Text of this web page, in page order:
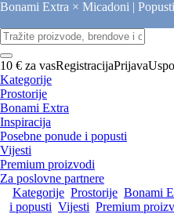
Bonami Extra × Micadoni |
10 € za vasRegistracijaPrijava
Kategorije
Prostorije
Bonami Extra
Inspiracija
Posebne ponude i popusti
Vijesti
Premium proizvodi
Za poslovne partnere
Kategorije Prostorije Bonami
i popusti Vijesti Premium